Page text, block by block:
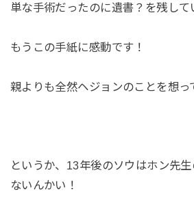
単な手術だったのに遺書？を残して
もうこの手紙に感動です！
親よりも全然ヘジョンのことを想っ
というか、13年後のソウはホン先
ないんかい！